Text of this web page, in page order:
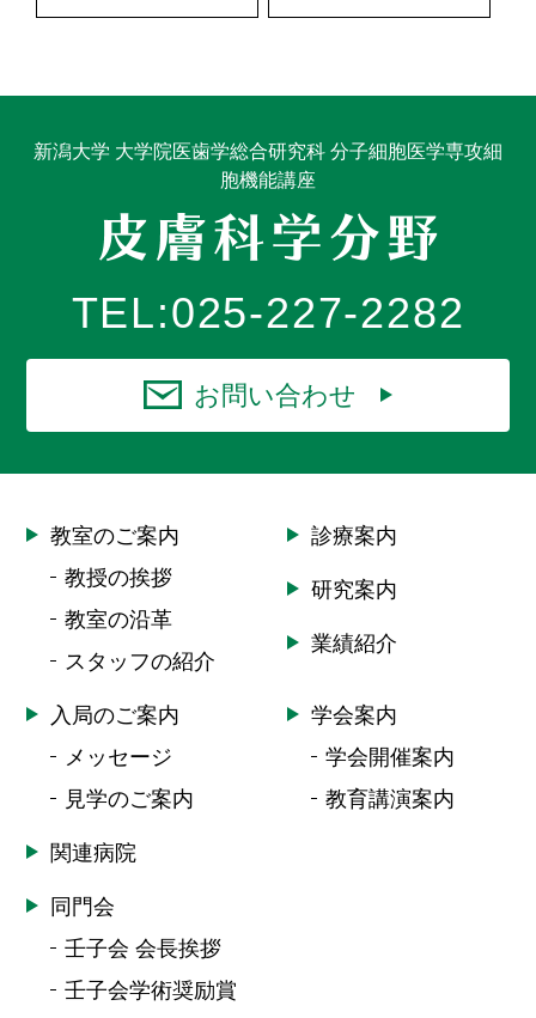
新潟大学 大学院医歯学総合研究科 分子細胞医学専攻細
胞機能講座
TEL:025-227-2282
お問い合わせ
教室のご案内
教授の挨拶
教室の沿革
スタッフの紹介
診療案内
研究案内
業績紹介
入局のご案内
メッセージ
見学のご案内
学会案内
学会開催案内
教育講演案内
関連病院
同門会
壬子会 会長挨拶
壬子会学術奨励賞